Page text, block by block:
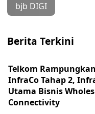
bjb DIGI
Berita Terkini
Telkom
InfraCo Tahap 2,
Utama Bisnis
Connectivity